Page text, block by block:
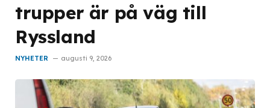
trupper är på väg till
Ryssland
NYHETER augusti 9, 2026